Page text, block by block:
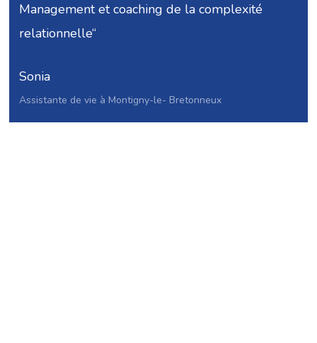
Management et coaching de la complexité
relationnelle“
Sonia
Assistante de vie à Montigny-le- Bretonneux